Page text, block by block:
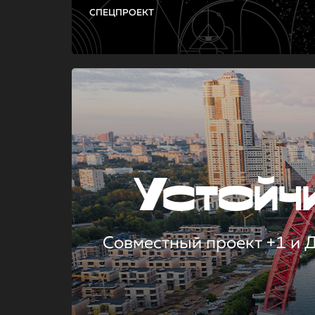
СПЕЦПРОЕКТ
Совместный проект +1 и